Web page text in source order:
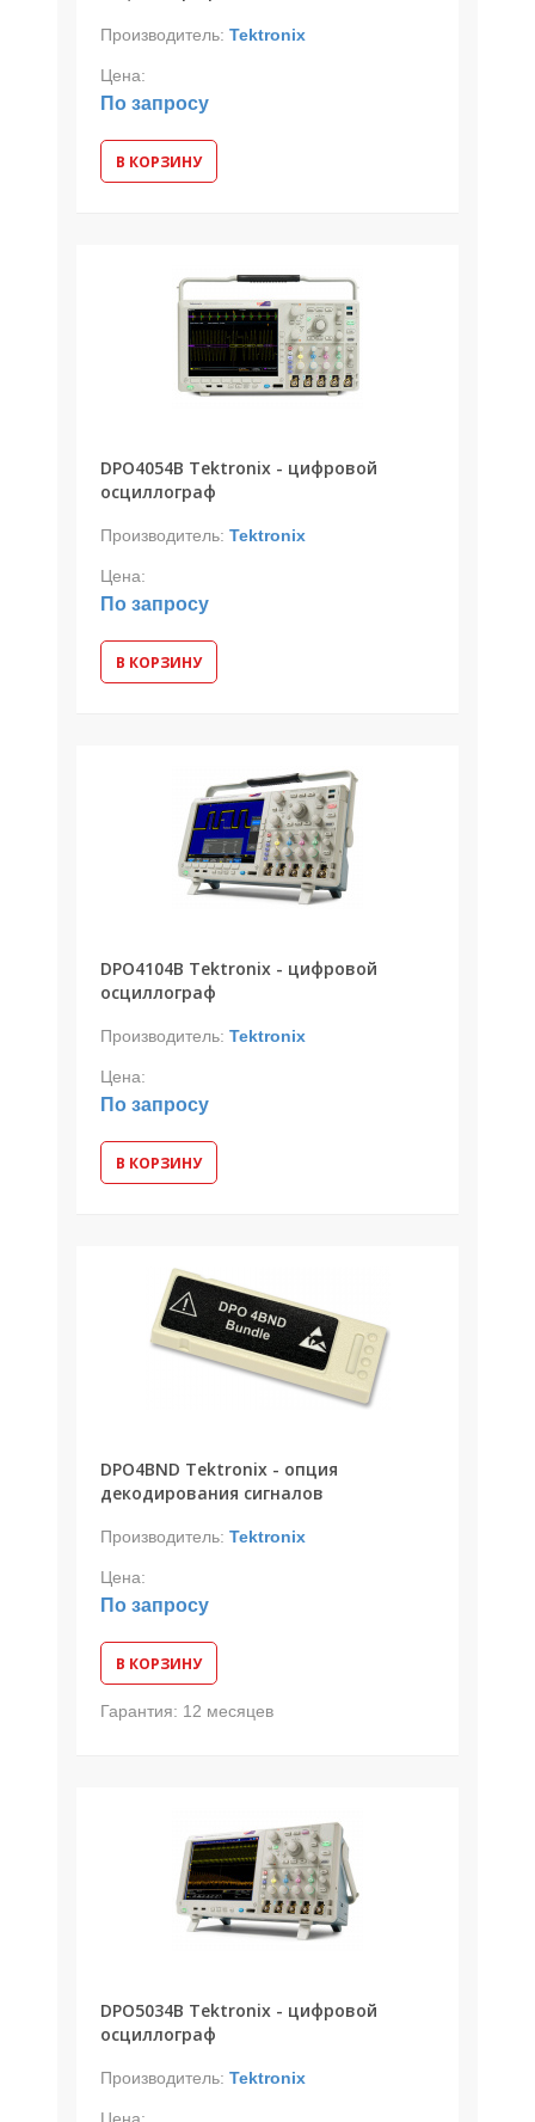
Производитель: Tektronix
Цена:
По запросу
В КОРЗИНУ
DPO4054B Tektronix - цифровой
осциллограф
Производитель: Tektronix
Цена:
По запросу
В КОРЗИНУ
DPO4104B Tektronix - цифровой
осциллограф
Производитель: Tektronix
Цена:
По запросу
В КОРЗИНУ
DPO4BND Tektronix - опция
декодирования сигналов
Производитель: Tektronix
Цена:
По запросу
В КОРЗИНУ
Гарантия: 12 месяцев
DPO5034B Tektronix - цифровой
осциллограф
Производитель: Tektronix
Цена: